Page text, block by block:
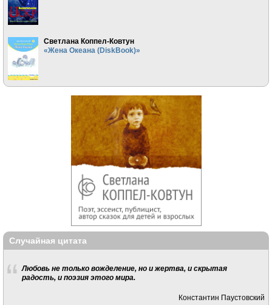
Светлана Коппел-Ковтун
«Жена Океана (DiskBook)»
Случайная цитата
Любовь не только вожделение, но и жертва, и скрытая
радость, и поэзия этого мира.
Константин Паустовский